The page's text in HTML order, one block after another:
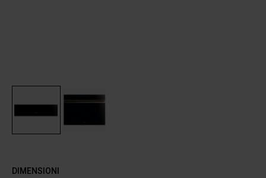
DIMENSIONI